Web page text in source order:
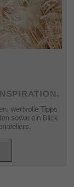
wertvolle Tipps
sowie ein Blick